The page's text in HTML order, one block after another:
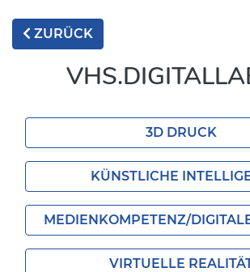
ZURÜCK
3D DRUCK
KÜNSTLICHE
MEDIENKOMPETENZ/
VIRTUELLE